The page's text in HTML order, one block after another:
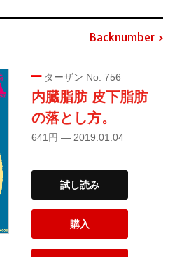
Backnumber
ターザン No. 756
内臓脂肪 皮下脂肪
の落とし方。
641円 — 2019.01.04
試し読み
購入